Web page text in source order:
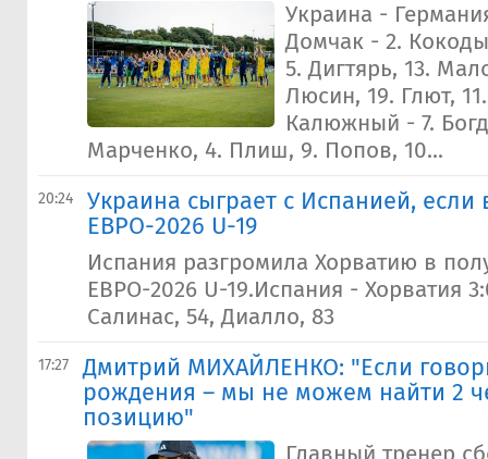
Украина -
Домчак - 2.
5. Дигтярь, 13.
Люсин, 19. Глют,
Калюжный - 7.
Марченко, 4. Плиш, 9. Попов, 10...
20:24
Украина сыграет с Испанией,
ЕВРО-2026 U-19
Испания разгромила Хорватию в
ЕВРО-2026 U-19.Испания - Хорватия
Салинас, 54, Диалло, 83
17:27
Дмитрий МИХАЙЛЕНКО: "Если
рождения – мы не можем найти 2
позицию"